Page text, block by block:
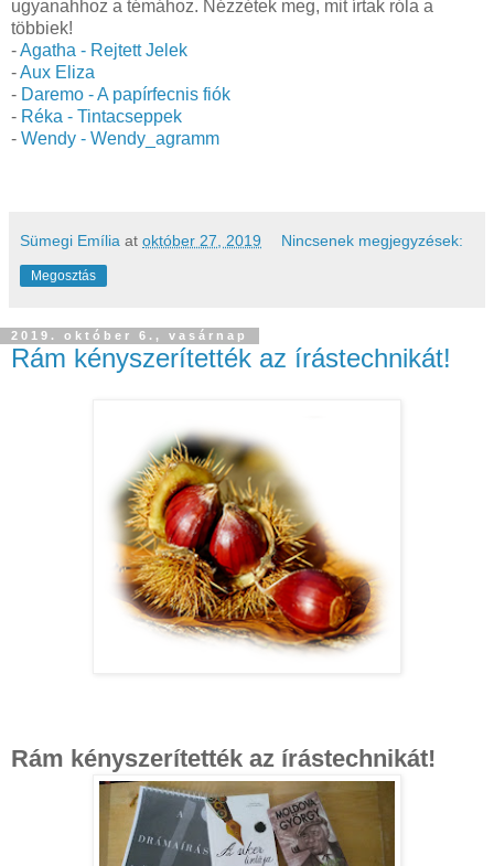
ugyanahhoz a témához. Nézzétek meg, mit írtak róla a
többiek!
-Agatha - Rejtett Jelek
-Aux Eliza
- Daremo - A papírfecnis fiók
- Réka - Tintacseppek
- Wendy - Wendy_agramm
Sümegi Emília at október 27, 2019 Nincsenek megjegyzések:
Megosztás
2019. október 6., vasárnap
Rám kényszerítették az írástechnikát!
Rám kényszerítették az írástechnikát!